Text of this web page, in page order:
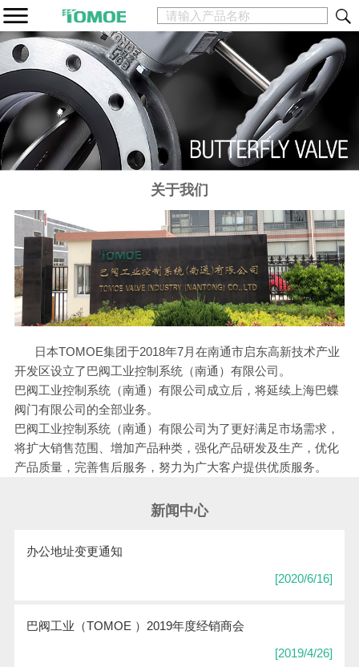
关于我们
日本TOMOE集团于2018年7月在南通市启东高新技术产业
开发区设立了巴阀工业控制系统（南通）有限公司。
巴阀工业控制系统（南通）有限公司成立后，将延续上海巴蝶
阀门有限公司的全部业务。
巴阀工业控制系统（南通）有限公司为了更好满足市场需求，
将扩大销售范围、增加产品种类，强化产品研发及生产，优化
产品质量，完善售后服务，努力为广大客户提供优质服务。
新闻中心
办公地址变更通知
[2020/6/16]
巴阀工业（TOMOE ）2019年度经销商会
[2019/4/26]